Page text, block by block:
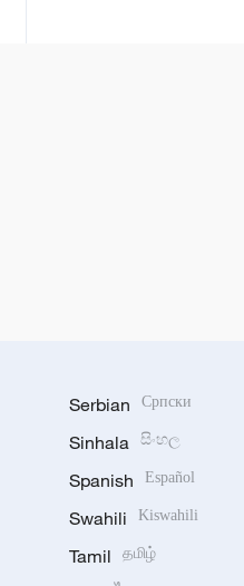
Serbian Српски
Sinhala සිංහල
Spanish Español
Swahili Kiswahili
Tamil தமிழ்